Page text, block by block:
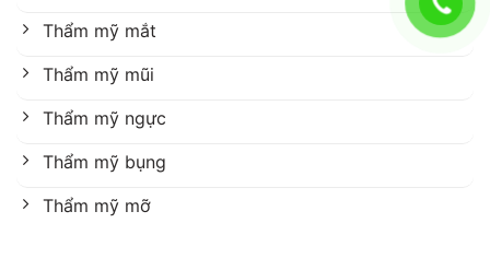
Thẩm mỹ mắt
Thẩm mỹ mũi
Thẩm mỹ ngực
Thẩm mỹ bụng
Thẩm mỹ mỡ